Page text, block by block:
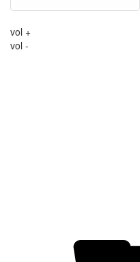
vol +
vol -